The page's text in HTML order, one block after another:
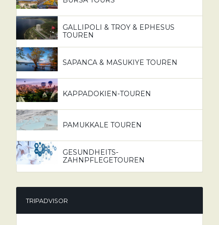
GALLIPOLI & TROY & EPHESUS
TOUREN
SAPANCA & MASUKIYE TOUREN
KAPPADOKIEN-TOUREN
PAMUKKALE TOUREN
GESUNDHEITS-
ZAHNPFLEGETOUREN
TRIPADVISOR